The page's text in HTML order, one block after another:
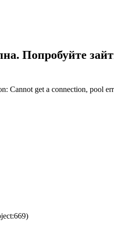
Попробуйте
Cannot get a connection, pool